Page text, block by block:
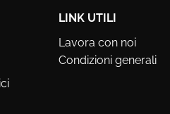
LINK UTILI
Lavora con noi
Condizioni generali